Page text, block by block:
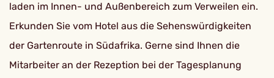
laden im Innen- und Außenbereich zum Verweilen ein.
Erkunden Sie vom Hotel aus die Sehenswürdigkeiten
der Gartenroute in Südafrika. Gerne sind Ihnen die
Mitarbeiter an der Rezeption bei der Tagesplanung